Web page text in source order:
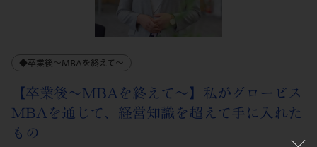
◆卒業後～MBAを終えて～
【卒業後～MBAを終えて～】私がグロービス
MBAを通じて、経営知識を超えて手に入れた
もの